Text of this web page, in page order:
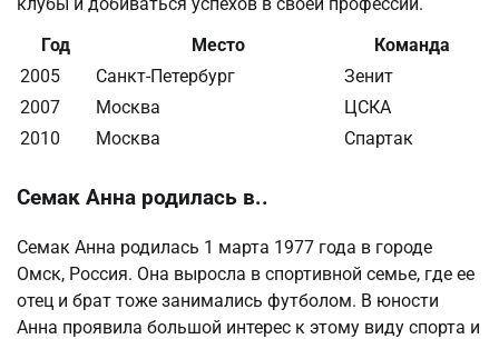
Год
Место
Команда
2005
Санкт-Петербург
Зенит
2007
Москва
ЦСКА
2010
Москва Спартак
Семак Анна родилась в..
Семак Анна родилась 1 марта 1977 года в городе
Омск, Россия. Она выросла в спортивной семье, где ее
отец и брат тоже занимались футболом. В юности
Анна проявила большой интерес к этому виду спорта и